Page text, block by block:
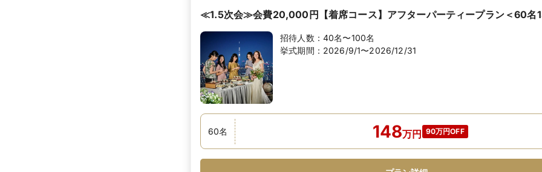
≪1.5次会≫会費20,000円【着席コース】アフターパーティープラン＜60名
招待人数： 40名〜100名
挙式期間： 2026/9/1〜2026/12/31
60名 148万円 90万円OFF